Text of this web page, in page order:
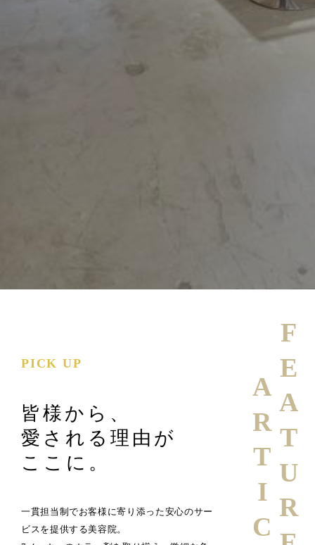
PICK UP
皆様から、
愛される理由が
ここに。
一貫担当制でお客様に寄り添った安心のサー
ビスを提供する美容院。
FEATURE
ARTICLE